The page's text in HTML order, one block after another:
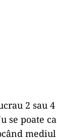
2 sau 4
se poate ca
mediul